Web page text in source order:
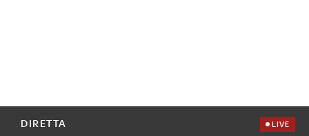
DIRETTA LIVE